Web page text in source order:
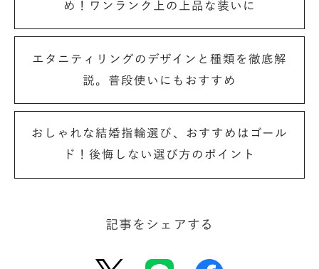
＜イニシャル＞ ＆ ＜イニシャル＞
（いつまでも一緒にという願いを込めて）
＜イニシャル＞ ∞ ＜イニシャル＞
（永遠に一緒）
＜イニシャル＞ ♡ ＜イニシャル＞
め！ワンランク上の上品な装いに
エタニティリングのデザインと種類を徹底解
説。普段使いにもおすすめ
おしゃれな結婚指輪選び、おすすめはゴール
ド！後悔しない選び方のポイント
記事をシェアする